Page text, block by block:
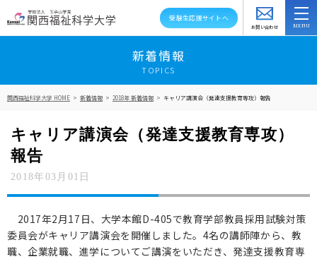
受験生応援サイトへ
お問い合わせ
アクセス
教員紹介
キャンパスライフ
資格就職キャリア
高大連携・地域連携
新着情報
TOPICS
関西福祉科学大学 HOME > 新着情報 > 2018年 新着情報 > キャリア講演会（発達支援教育専攻）報告
キャリア講演会（発達支援教育専攻）
報告
2018年03月01日
2017年2月17日、大学本館D-405で教育学部教員採用試験対策
委員会がキャリア講演会を開催しました。4名の講師陣から、教
職、企業就職、進学についてご講演をいただき、発達支援教育専